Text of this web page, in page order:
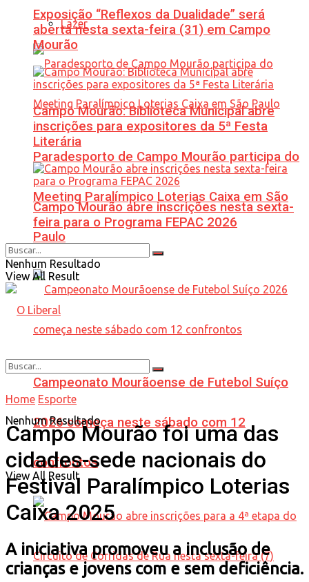
Lazer
Paradesporto de Campo Mourão participa do
Meeting Paralímpico Loterias Caixa em São
Paulo
Campeonato Mourãoense de Futebol Suíço
2026 começa neste sábado com 12
confrontos
Exposição “Reflexos da Dualidade” será
aberta nesta sexta-feira (31) em Campo
Mourão
Campo Mourão: Biblioteca Municipal abre
inscrições para expositores da 5ª Festa
Literária
Campo Mourão abre inscrições nesta sexta-
feira para o Programa FEPAC 2026
Nenhum Resultado
View All Result
Nenhum Resultado
View All Result
Home Esporte
Campo Mourão foi uma das
cidades-sede nacionais do
Festival Paralímpico Loterias
Caixa 2025
A iniciativa promoveu a inclusão de
crianças e jovens com e sem deficiência.